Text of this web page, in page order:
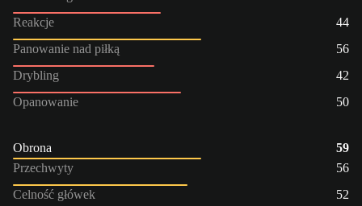
Reakcje
44
Panowanie nad piłką
56
Drybling
42
Opanowanie
50
Obrona
59
Przechwyty
56
Celność główek
52